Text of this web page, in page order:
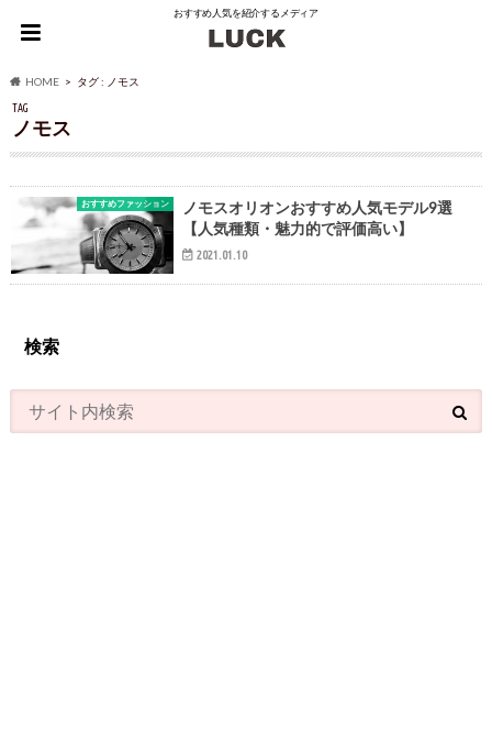
おすすめ人気を紹介するメディア
HOME タグ : ノモス
TAG
ノモス
おすすめファッション
ノモスオリオンおすすめ人気モデル9選
【人気種類・魅力的で評価高い】
2021.01.10
検索